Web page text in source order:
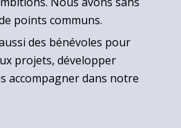
points communs.
des bénévoles pour
projets, développer
accompagner dans notre